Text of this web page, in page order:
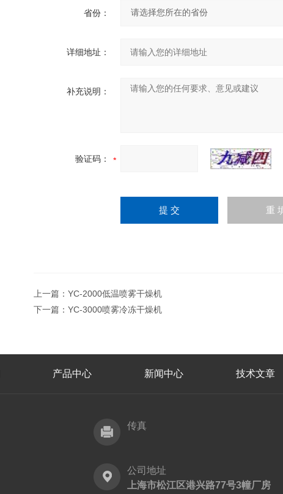
省份：
详细地址：
补充说明：
验证码：
上一篇： YC-2000低温喷雾干燥机
下一篇： YC-3000喷雾冷冻干燥机
产品中心 新闻中心 技术文章
传真
公司地址
上海市松江区港兴路77号3幢厂房